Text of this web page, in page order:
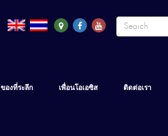
ของที่ระลึก เพื่อนโอเอซิส ติดต่อเรา